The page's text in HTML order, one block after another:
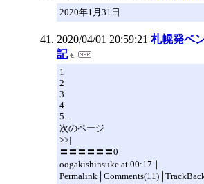
2020年1月31日
2020/04/01 20:59:21 札幌発ベ
記
1
2
3
4
5...
次のページ
>>|
〓〓〓〓〓〓0
oogakishinsuke at 00:17｜